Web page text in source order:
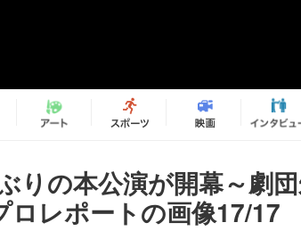
りの本公演が開幕～劇
ロレポートの画像17/17